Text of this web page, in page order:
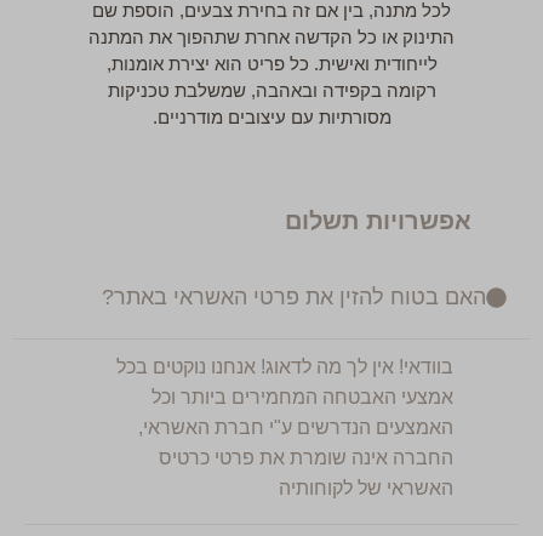
לכל מתנה, בין אם זה בחירת צבעים, הוספת שם
התינוק או כל הקדשה אחרת שתהפוך את המתנה
לייחודית ואישית. כל פריט הוא יצירת אומנות,
רקומה בקפידה ובאהבה, שמשלבת טכניקות
מסורתיות עם עיצובים מודרניים.
אפשרויות תשלום
האם בטוח להזין את פרטי האשראי באתר?
בוודאי! אין לך מה לדאוג! אנחנו נוקטים בכל
אמצעי האבטחה המחמירים ביותר וכל
האמצעים הנדרשים ע"י חברת האשראי,
החברה אינה שומרת את פרטי כרטיס
האשראי של לקוחותיה